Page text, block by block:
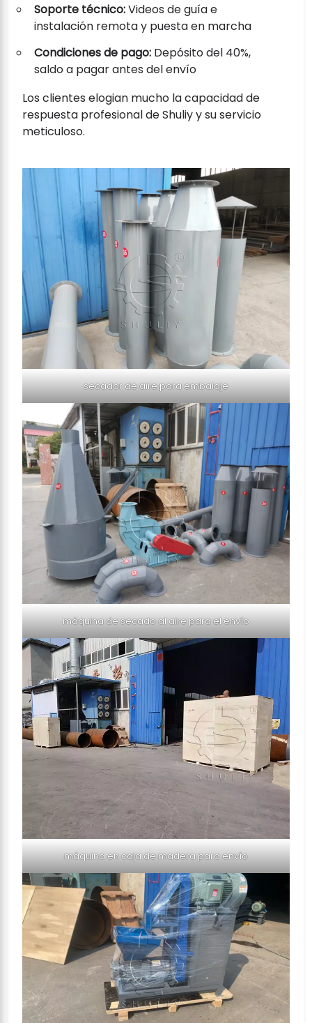
Soporte técnico:Videos de guía e
instalación remota y puesta en marcha
Condiciones de pago: Depósito del 40%,
saldo a pagar antes del envío
Los clientes elogian mucho la capacidad de
respuesta profesional de Shuliy y su servicio
meticuloso.
secador de aire para embalaje
máquina de secado al aire para el envío
máquina en caja de madera para envío